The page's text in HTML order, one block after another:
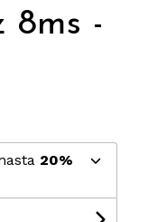
8ms -
20%